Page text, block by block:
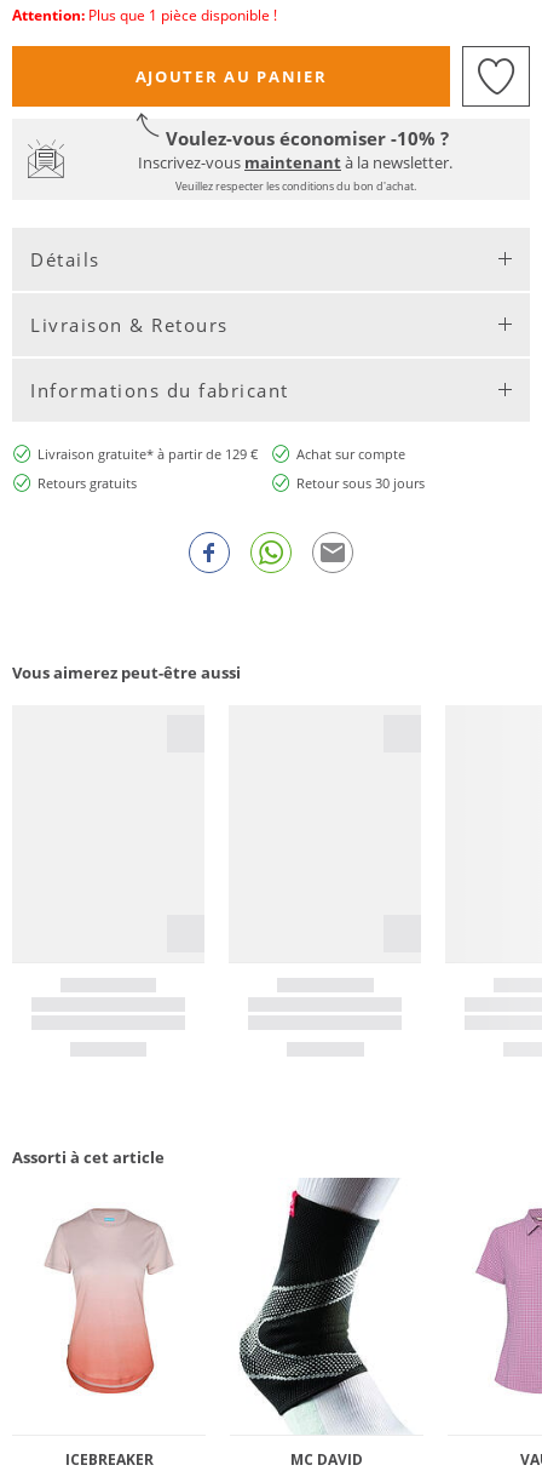
Attention: Plus que 1 pièce disponible !
AJOUTER AU PANIER
Voulez-vous économiser -10% ?
Inscrivez-vous maintenantà la newsletter.
Veuillez respecter les conditions du bon d'achat.
Détails
Livraison & Retours
Informations du fabricant
Livraison gratuite* à partir de 129 €
Achat sur compte
Retours gratuits
Retour sous 30 jours
Vous aimerez peut-être aussi
Assorti à cet article